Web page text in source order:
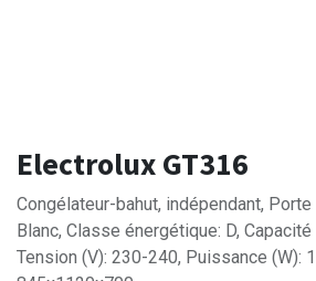
Electrolux GT316
Congélateur-bahut, indépendant,
Blanc, Classe énergétique: D,
Tension (V): 230-240, Puissance (W):